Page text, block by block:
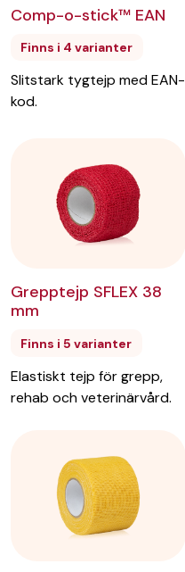
Comp-o-stick™ EAN
Finns i 4 varianter
Slitstark tygtejp med EAN-
kod.
Grepptejp SFLEX 38
mm
Finns i 5 varianter
Elastiskt tejp för grepp,
rehab och veterinärvård.